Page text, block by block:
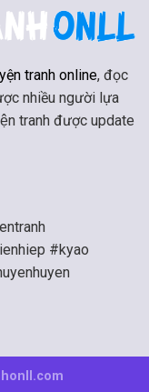
tranh online, đọc
nhiều người lựa
tranh được update
#kyao